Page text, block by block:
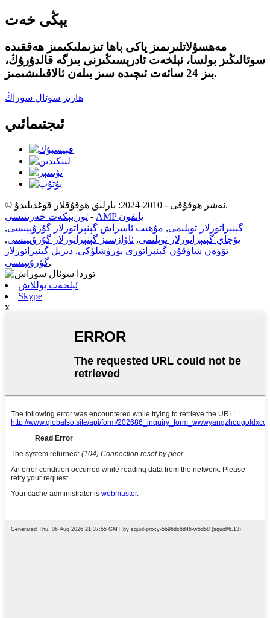
يېڭى خەت
مەھسۇلاتلىرىمىز ياكى باھا تىزىملىكىمىز ھەققىدە
سوئالىڭىز بولسا، ئېلخەت ئادرېسىڭىزنى بىزگە قالدۇرۇڭ،
بىز 24 سائەت ئىچىدە سىز بىلەن ئالاقىلىشىمىز.
ھازىر سوئال سوراڭ
ئىجتىمائىي
© نەشر ھوقۇقى - 2010-2024: بارلىق ھوقۇقلار قوغدىلىدۇ.
تور بېكەت خەرىتىسى -
AMP يانفون
گېنېراتورلار توپلىمى, مۇھىت ئاسراش گېنېراتورلار گۇرۇپپىسى,
يۇچاي گېنېراتورلار توپلىمى, ئاۋازسىز گېنېراتورلار گۇرۇپپىسى,
تۆۋەن شاۋقۇن گېنېراتورى يۈرۈشلۈكى, دىزېل گېنېراتورلار
گۇرۇپپىسى,
ئېلخەت يوللاش
Skype
x